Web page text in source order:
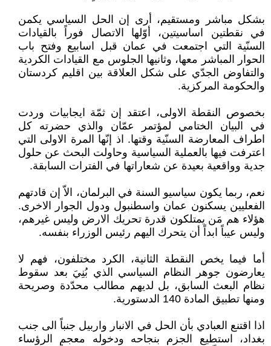
بشكل مباشر ومستقيم، أرى إن الحل السياسي يكمن
في نقطتين اساسيتين، أوّلها الاتصال فوراً بالقيادات
السنّية التي اجتمعت في عمان قبل اسابيع وفتح باب
الحوار المباشر معها، وثانيها الجلوس مع القيادات الكردية
والتفاوض الجدّي على شكل العلاقة بين اقليم كردستان
والحكومة المركزية.
بخصوص النقطة الاولى، اعتقد إن ثمّة ايجابيات وردت
في البيان الختامي لمؤتمر عمّان والذي حضرته كل
اطراف المعارضة السنّية وقتها. اذ إنّها المرة الاولى التي
اعترفت فيها بالعملية السياسية وحاولت البحث عن حلول
جدية وواقعية بعيدة عن شعاراتها في الفترات السابقة.
نعم، ربما يكون سياسيو السنة في البرلمان، الاّ إن قادتهم
الفعليين يسكنون عمان واسطنبول ودول الجوار الاخرى.
هؤلاء هم مَن يمتلكون قدرة تحريك الارض وليس غيرهم،
وليس عيباً ابداً أن يتحرك اليهم رئيس الوزراء بنفسه.
أما فيما يخص النقطة الثانية، الكرد مختلفون، فهم لا
يعارضون جوهر النظام السياسي الذي بُنِيَ بعد سقوط
نظام البعث السابق، بل لديهم مطالب محدّدة وصريحة
ومنها تطبيق المادة 140 الدستورية.
اذا اقتنع العبادي بأن الحل في الانبار واربيل جنباً الى جنب
بغداد، استطيع الجزم بنجاحه ودخوله معجم الرؤساء